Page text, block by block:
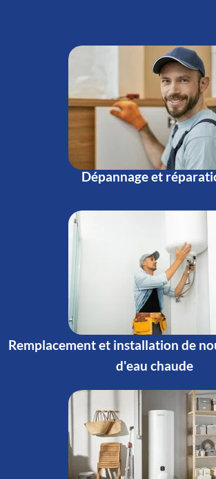
Dépannage et
Remplacement et installation de
d'eau chaude